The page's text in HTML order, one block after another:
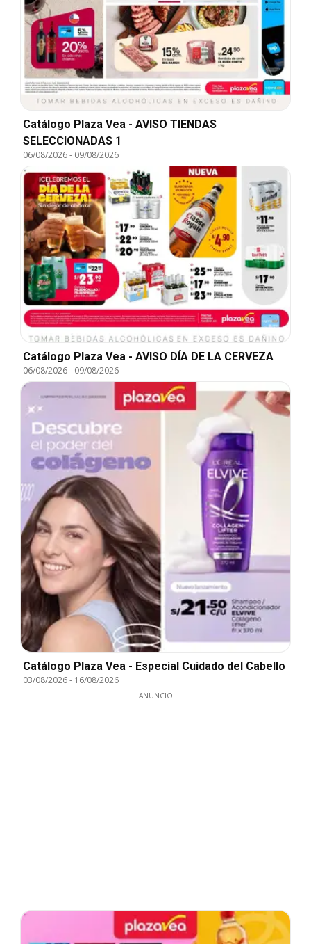
Catálogo Plaza Vea - AVISO TIENDAS
SELECCIONADAS 1
06/08/2026- 09/08/2026
Catálogo Plaza Vea - AVISO DÍA DE LA CERVEZA
06/08/2026- 09/08/2026
Catálogo Plaza Vea - Especial Cuidado del Cabello
03/08/2026- 16/08/2026
ANUNCIO